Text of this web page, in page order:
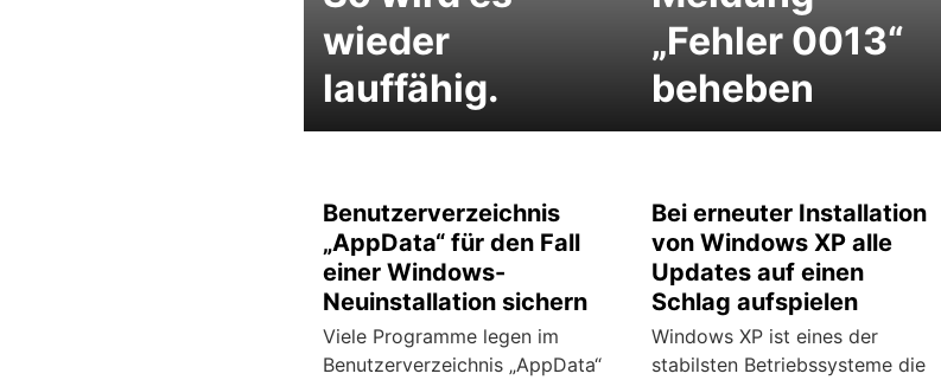
wieder
lauffähig.
„Fehler 0013“
beheben
Benutzerverzeichnis
„AppData“ für den Fall
einer Windows-
Neuinstallation sichern
Viele Programme legen im
Benutzerverzeichnis „AppData“
Bei erneuter Installation
von Windows XP alle
Updates auf einen
Schlag aufspielen
Windows XP ist eines der
stabilsten Betriebssysteme die